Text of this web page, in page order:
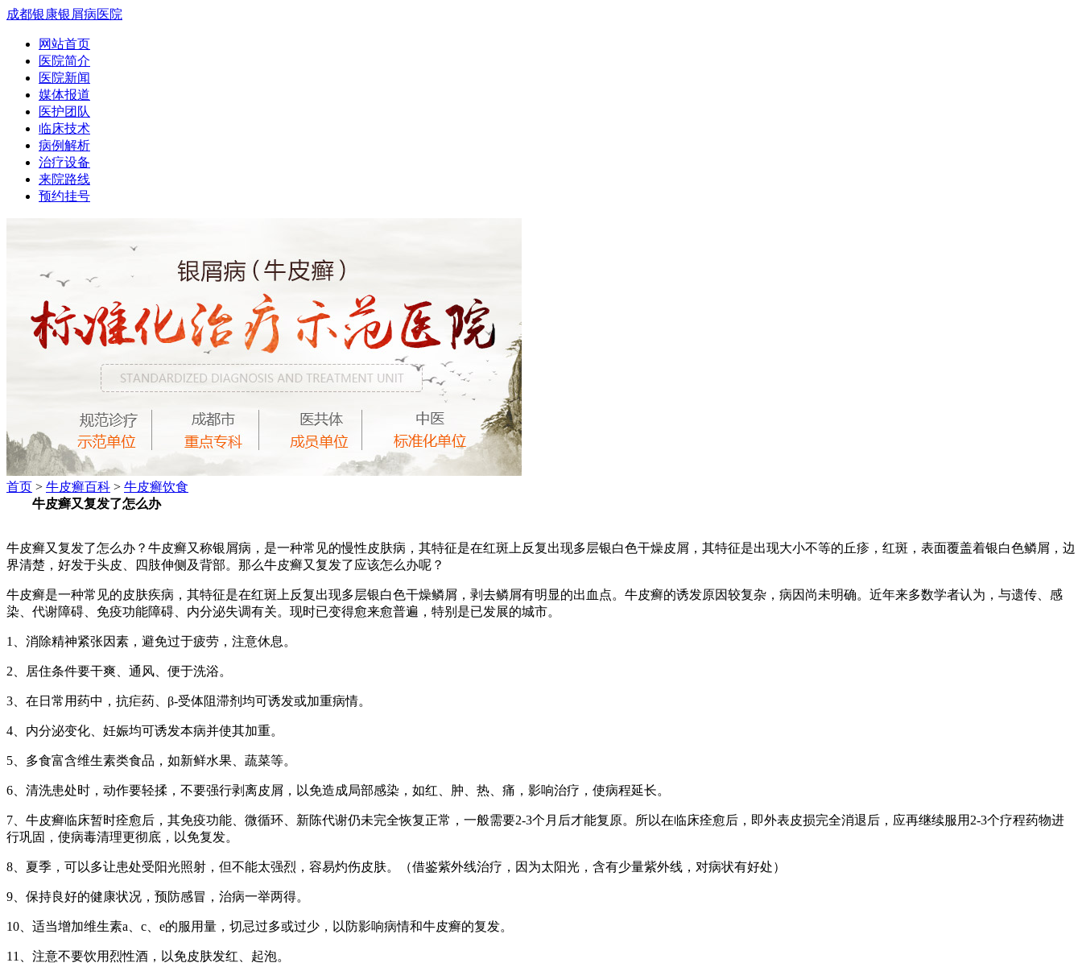
成都银康银屑病医院
网站首页
医院简介
医院新闻
媒体报道
医护团队
临床技术
病例解析
治疗设备
来院路线
预约挂号
首页 > 牛皮癣百科 > 牛皮癣饮食
牛皮癣又复发了怎么办
牛皮癣又复发了怎么办？牛皮癣又称银屑病，是一种常见的慢性皮肤病，其特征是在红斑上反复出现多层银白色干燥皮屑，其特征是出现大小不等的丘疹，红斑，表面覆盖着银白色鳞屑，边
界清楚，好发于头皮、四肢伸侧及背部。那么牛皮癣又复发了应该怎么办呢？
牛皮癣是一种常见的皮肤疾病，其特征是在红斑上反复出现多层银白色干燥鳞屑，剥去鳞屑有明显的出血点。牛皮癣的诱发原因较复杂，病因尚未明确。近年来多数学者认为，与遗传、感
染、代谢障碍、免疫功能障碍、内分泌失调有关。现时已变得愈来愈普遍，特别是已发展的城市。
1、消除精神紧张因素，避免过于疲劳，注意休息。
2、居住条件要干爽、通风、便于洗浴。
3、在日常用药中，抗疟药、β-受体阻滞剂均可诱发或加重病情。
4、内分泌变化、妊娠均可诱发本病并使其加重。
5、多食富含维生素类食品，如新鲜水果、蔬菜等。
6、清洗患处时，动作要轻揉，不要强行剥离皮屑，以免造成局部感染，如红、肿、热、痛，影响治疗，使病程延长。
7、牛皮癣临床暂时痊愈后，其免疫功能、微循环、新陈代谢仍未完全恢复正常，一般需要2-3个月后才能复原。所以在临床痊愈后，即外表皮损完全消退后，应再继续服用2-3个疗程药物进
行巩固，使病毒清理更彻底，以免复发。
8、夏季，可以多让患处受阳光照射，但不能太强烈，容易灼伤皮肤。（借鉴紫外线治疗，因为太阳光，含有少量紫外线，对病状有好处）
9、保持良好的健康状况，预防感冒，治病一举两得。
10、适当增加维生素a、c、e的服用量，切忌过多或过少，以防影响病情和牛皮癣的复发。
11、注意不要饮用烈性酒，以免皮肤发红、起泡。